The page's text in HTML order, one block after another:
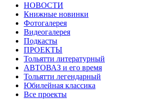
НОВОСТИ
Книжные новинки
Фотогалерея
Видеогалерея
Подкасты
ПРОЕКТЫ
Тольятти литературный
АВТОВАЗ и его время
Тольятти легендарный
Юбилейная классика
Все проекты